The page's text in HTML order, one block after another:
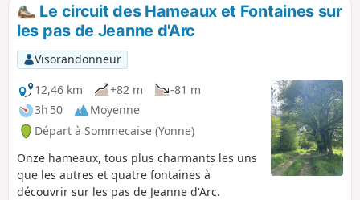
Le circuit des Hameaux et Fontaines sur
les pas de Jeanne d'Arc
Visorandonneur
12,46 km
+82 m
-81 m
3h 50
Moyenne
Départ à Sommecaise (Yonne)
Onze hameaux, tous plus charmants les uns
que les autres et quatre fontaines à
découvrir sur les pas de Jeanne d'Arc.